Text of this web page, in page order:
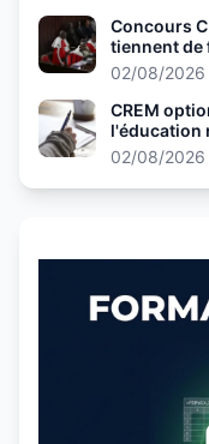
Concours
tiennent de
02/08/2026
CREM
l'éducation
02/08/2026